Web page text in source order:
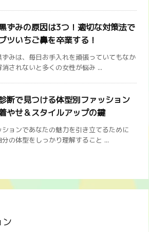
ずみの原因は3つ！適切な対策法で
ツいちご鼻を卒業する！
ずみは、毎日お手入れを頑張っていてもなか
消されないと多くの女性が悩み ...
断で見つける体型別ファッション
やせ＆スタイルアップの鍵
ションであなたの魅力を引き立てるために
分の体型をしっかり理解すること ...